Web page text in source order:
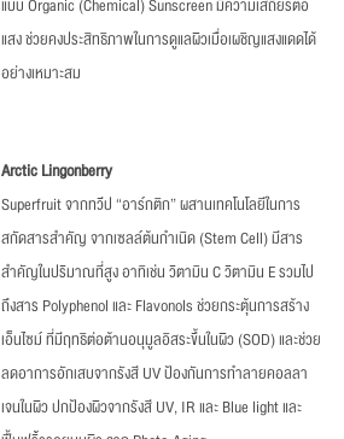
แบบ Organic (Chemical) Sunscreen มีความเสถียรต่อ
แสง ช่วยคงประสิทธิภาพในการดูแลผิวเมื่อเผชิญแสงแดดได้
อย่างเหมาะสม
Arctic Lingonberry
Superfruit จากทวีป “อาร์กติก” ผสานเทคโนโลยีในการ
สกัดสารสำคัญ จากเซลล์ต้นกำเนิด (Stem Cell) มีสาร
สำคัญในปริมาณที่สูง อาทิเช่น วิตามิน C วิตามิน E รวมไป
ถึงสาร Polyphenol และ Flavonols ช่วยกระตุ้นการสร้าง
เอ็นไซม์ ที่มีฤทธิต่อต้านอนุมูลอิสระขึ้นในผิว (SOD) และช่วย
ลดอาการอักเสบจากรังสี UV ป้องกันการทำลายคอลลา
เจนในผิว ปกป้องผิวจากรังสี UV, IR และ Blue light และ